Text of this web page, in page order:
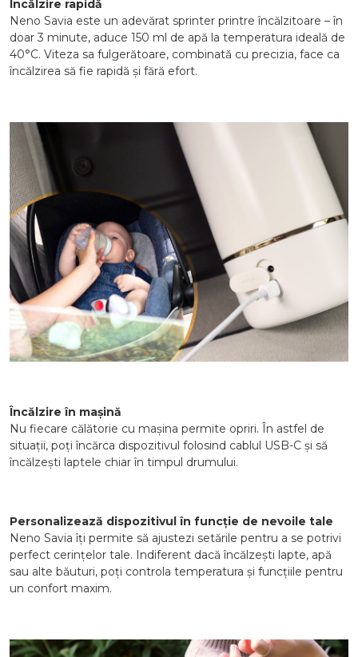
Încălzire rapidă
Neno Savia este un adevărat sprinter printre încălzitoare – în
doar 3 minute, aduce 150 ml de apă la temperatura ideală de
40°C. Viteza sa fulgerătoare, combinată cu precizia, face ca
încălzirea să fie rapidă și fără efort.
Încălzire în mașină
Nu fiecare călătorie cu mașina permite opriri. În astfel de
situații, poți încărca dispozitivul folosind cablul USB-C și să
încălzești laptele chiar în timpul drumului.
Personalizează dispozitivul în funcție de nevoile tale
Neno Savia îți permite să ajustezi setările pentru a se potrivi
perfect cerințelor tale. Indiferent dacă încălzești lapte, apă
sau alte băuturi, poți controla temperatura și funcțiile pentru
un confort maxim.